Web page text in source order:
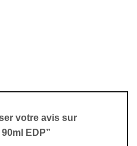
votre avis sur
EDP”